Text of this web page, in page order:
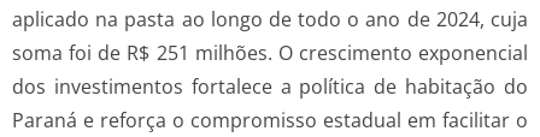
aplicado na pasta ao longo de todo o ano de 2024, cuja
soma foi de R$ 251 milhões. O crescimento exponencial
dos investimentos fortalece a política de habitação do
Paraná e reforça o compromisso estadual em facilitar o